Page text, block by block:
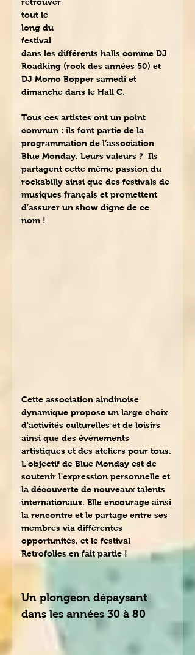
tout le
long du
festival
dans les différents halls comme DJ
Roadking (rock des années 50) et
DJ Momo Bopper samedi et
dimanche dans le Hall C.
Tous ces artistes ont un point
commun : ils font partie de la
programmation de l’association
Blue Monday. Leurs valeurs ?  Ils
partagent cette même passion du
rockabilly ainsi que des festivals de
musiques français et promettent
d’assurer un show digne de ce
nom !
Cette association aindinoise
dynamique propose un large choix
d'activités culturelles et de loisirs
ainsi que des événements
artistiques et des ateliers pour tous.
L’objectif de Blue Monday est de
soutenir l'expression personnelle et
la découverte de nouveaux talents
internationaux. Elle encourage ainsi
la rencontre et le partage entre ses
membres via différentes
opportunités, et le festival
Retrofolies en fait partie !
Un plongeon dépaysant
dans les années 30 à 80